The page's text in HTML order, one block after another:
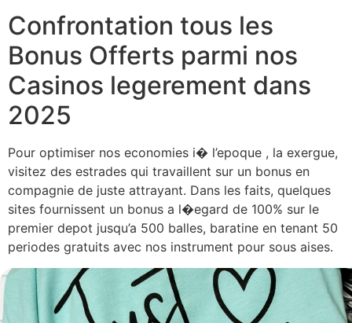
Confrontation tous les
Bonus Offerts parmi nos
Casinos legerement dans
2025
Pour optimiser nos economies i� l’epoque , la exergue,
visitez des estrades qui travaillent sur un bonus en
compagnie de juste attrayant. Dans les faits, quelques
sites fournissent un bonus a l�egard de 100% sur le
premier depot jusqu’a 500 balles, baratine en tenant 50
periodes gratuits avec nos instrument pour sous aises.